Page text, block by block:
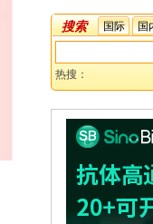
搜索 国际 国
热搜：